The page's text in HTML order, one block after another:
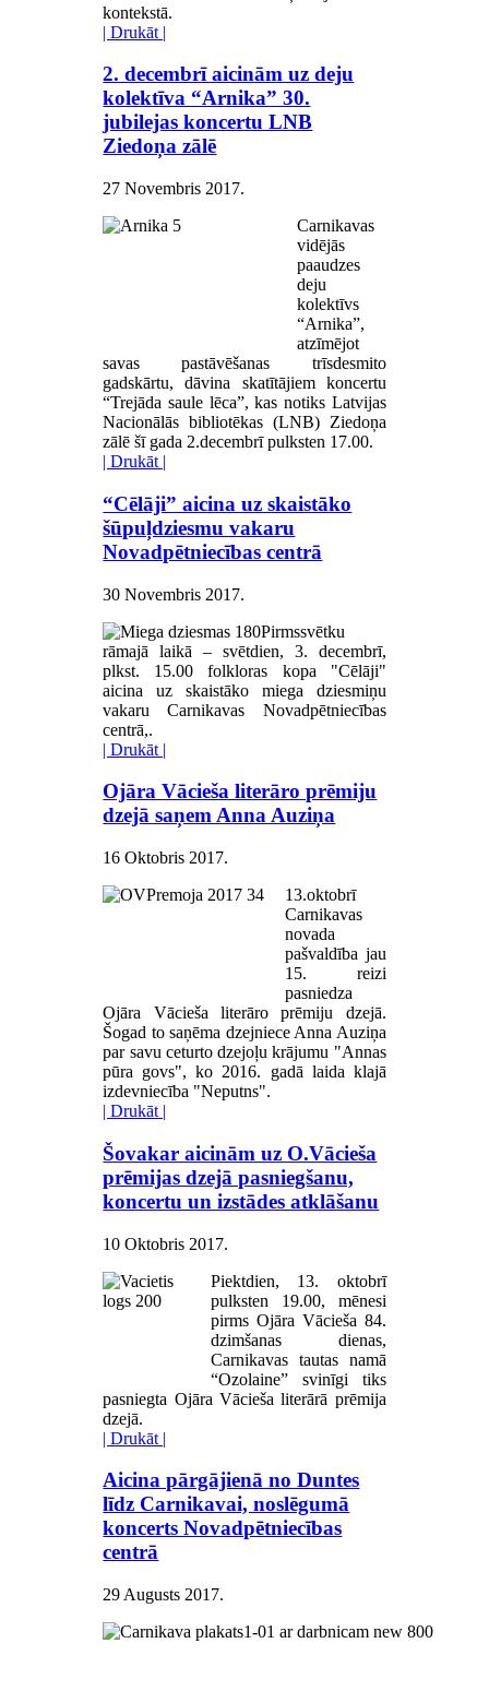
kontekstā.
| Drukāt |
2. decembrī aicinām uz deju
kolektīva “Arnika” 30.
jubilejas koncertu LNB
Ziedoņa zālē
27 Novembris 2017.
Carnikavas
vidējās
paaudzes
deju
kolektīvs
“Arnika”,
atzīmējot
savas pastāvēšanas trīsdesmito
gadskārtu, dāvina skatītājiem koncertu
“Trejāda saule lēca”, kas notiks Latvijas
Nacionālās bibliotēkas (LNB) Ziedoņa
zālē šī gada 2.decembrī pulksten 17.00.
| Drukāt |
“Cēlāji” aicina uz skaistāko
šūpuļdziesmu vakaru
Novadpētniecības centrā
30 Novembris 2017.
Pirmssvētku
rāmajā laikā – svētdien, 3. decembrī,
plkst. 15.00 folkloras kopa "Cēlāji"
aicina uz skaistāko miega dziesmiņu
vakaru Carnikavas Novadpētniecības
centrā,.
| Drukāt |
Ojāra Vācieša literāro prēmiju
dzejā saņem Anna Auziņa
16 Oktobris 2017.
13.oktobrī
Carnikavas
novada
pašvaldība jau
15. reizi
pasniedza
Ojāra Vācieša literāro prēmiju dzejā.
Šogad to saņēma dzejniece Anna Auziņa
par savu ceturto dzejoļu krājumu "Annas
pūra govs", ko 2016. gadā laida klajā
izdevniecība "Neputns".
| Drukāt |
Šovakar aicinām uz O.Vācieša
prēmijas dzejā pasniegšanu,
koncertu un izstādes atklāšanu
10 Oktobris 2017.
Piektdien, 13. oktobrī
pulksten 19.00, mēnesi
pirms Ojāra Vācieša 84.
dzimšanas dienas,
Carnikavas tautas namā
“Ozolaine” svinīgi tiks
pasniegta Ojāra Vācieša literārā prēmija
dzejā.
| Drukāt |
Aicina pārgājienā no Duntes
līdz Carnikavai, noslēgumā
koncerts Novadpētniecības
centrā
29 Augusts 2017.